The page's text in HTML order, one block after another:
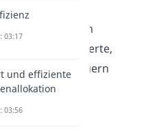
Eingriffe
, indem
Richtwerte,
oder Steuern
werden.
03:17
und effiziente
03:56